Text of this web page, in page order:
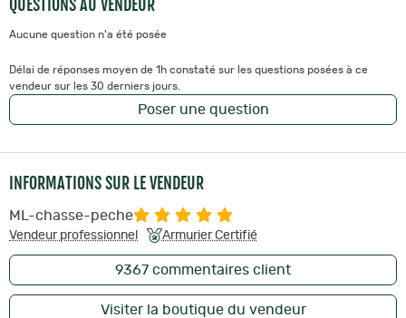
QUESTIONS AU VENDEUR
Aucune question n'a été posée
Délai de réponses moyen de 1h constaté sur les questions posées à ce
vendeur sur les 30 derniers jours.
Poser une question
INFORMATIONS SUR LE VENDEUR
ML-chasse-peche
Vendeur professionnel Armurier Certifié
9367 commentaires client
Visiter la boutique du vendeur